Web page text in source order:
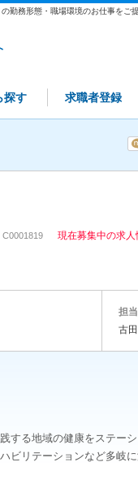
勤務形態・職場環境のお仕事をご
探す 求職者登録
C0001819 現在募集中の求人
担
古
する地域の健康をステー
リテーションなど多岐に